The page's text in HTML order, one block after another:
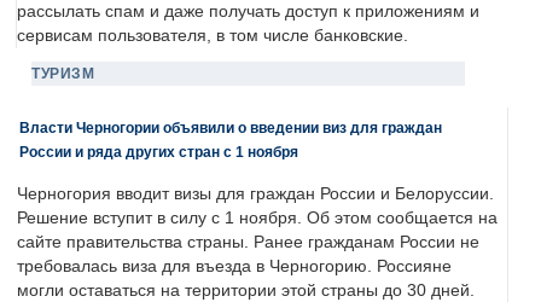
рассылать спам и даже получать доступ к приложениям и
сервисам пользователя, в том числе банковские.
ТУРИЗМ
Власти Черногории объявили о введении виз для граждан
России и ряда других стран с 1 ноября
Черногория вводит визы для граждан России и Белоруссии.
Решение вступит в силу с 1 ноября. Об этом сообщается на
сайте правительства страны. Ранее гражданам России не
требовалась виза для въезда в Черногорию. Россияне
могли оставаться на территории этой страны до 30 дней.